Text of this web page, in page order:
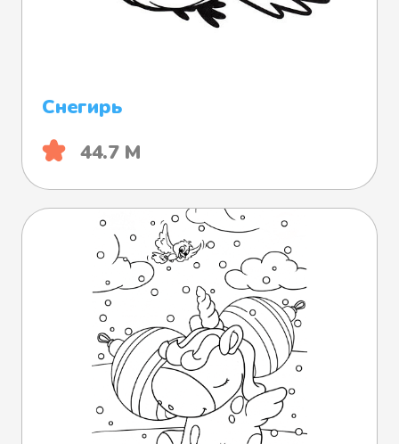
Снегирь
44.7 М